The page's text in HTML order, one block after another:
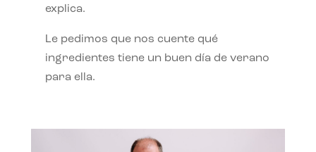
explica.
Le pedimos que nos cuente qué
ingredientes tiene un buen día de verano
para ella.